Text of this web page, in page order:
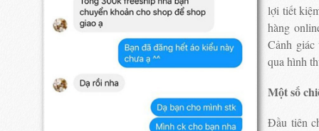
lợi tiết
hàng
Cảnh
qua hình
Một số
Đầu tiên